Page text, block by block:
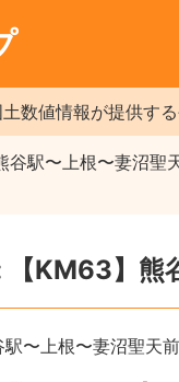
数値情報が提供す
谷駅〜上根〜妻沼聖
【KM63】熊
駅〜上根〜妻沼聖天